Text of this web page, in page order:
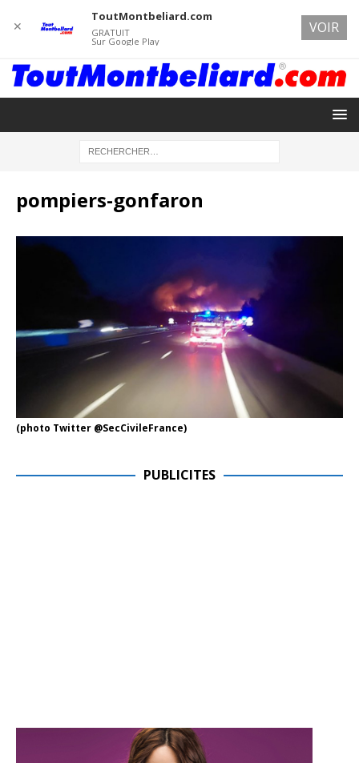
pompiers-gonfaron
(photo Twitter @SecCivileFrance)
PUBLICITES
✕
ToutMontbeliard.com
GRATUIT
Sur Google Play
VOIR